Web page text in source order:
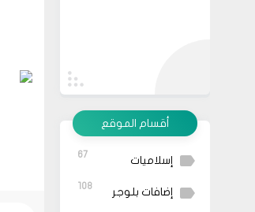
أقسام الموقع
إسلاميات 67
إضافات بلوجر 108